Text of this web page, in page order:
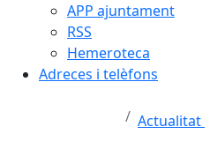
APP ajuntament
RSS
Hemeroteca
Adreces i telèfons
Actualitat